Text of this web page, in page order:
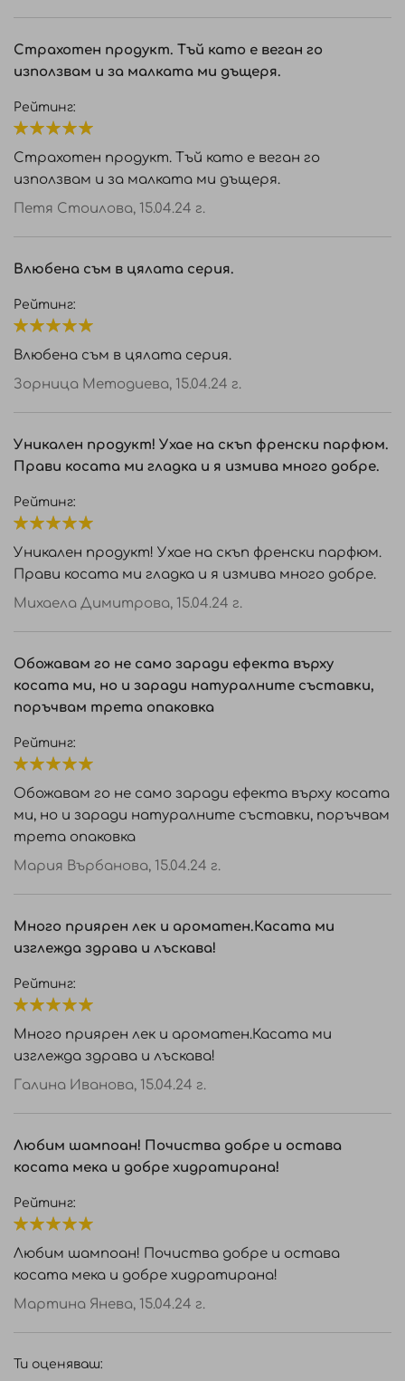
Страхотен продукт. Тъй като е веган го
използвам и за малката ми дъщеря.
Рейтинг:
Страхотен продукт. Тъй като е веган го
използвам и за малката ми дъщеря.
Петя Стоилова, 15.04.24 г.
Влюбена съм в цялата серия.
Рейтинг:
Влюбена съм в цялата серия.
Зорница Методиева, 15.04.24 г.
Уникален продукт! Ухае на скъп френски парфюм.
Прави косата ми гладка и я измива много добре.
Рейтинг:
Уникален продукт! Ухае на скъп френски парфюм.
Прави косата ми гладка и я измива много добре.
Михаела Димитрова, 15.04.24 г.
Обожавам го не само заради ефекта върху
косата ми, но и заради натуралните съставки,
поръчвам трета опаковка
Рейтинг:
Обожавам го не само заради ефекта върху косата
ми, но и заради натуралните съставки, поръчвам
трета опаковка
Мария Върбанова, 15.04.24 г.
Много приярен лек и ароматен.Касата ми
изглежда здрава и лъскава!
Рейтинг:
Много приярен лек и ароматен.Касата ми
изглежда здрава и лъскава!
Галина Иванова, 15.04.24 г.
Любим шампоан! Почиства добре и остава
косата мека и добре хидратирана!
Рейтинг:
Любим шампоан! Почиства добре и остава
косата мека и добре хидратирана!
Мартина Янева, 15.04.24 г.
Ти оценяваш: